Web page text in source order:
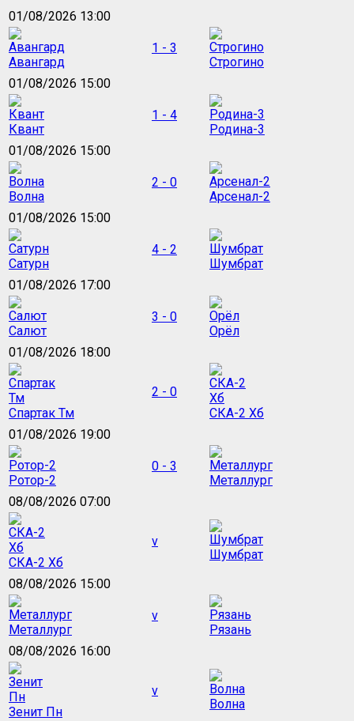
01/08/2026 13:00
Авангард
1 - 3
Строгино
01/08/2026 15:00
Квант
1 - 4
Родина-3
01/08/2026 15:00
Волна
2 - 0
Арсенал-2
01/08/2026 15:00
Сатурн
4 - 2
Шумбрат
01/08/2026 17:00
Салют
3 - 0
Орёл
01/08/2026 18:00
Спартак Тм
2 - 0
СКА-2 Хб
01/08/2026 19:00
Ротор-2
0 - 3
Металлург
08/08/2026 07:00
СКА-2 Хб
v
Шумбрат
08/08/2026 15:00
Металлург
v
Рязань
08/08/2026 16:00
Зенит Пн
v
Волна